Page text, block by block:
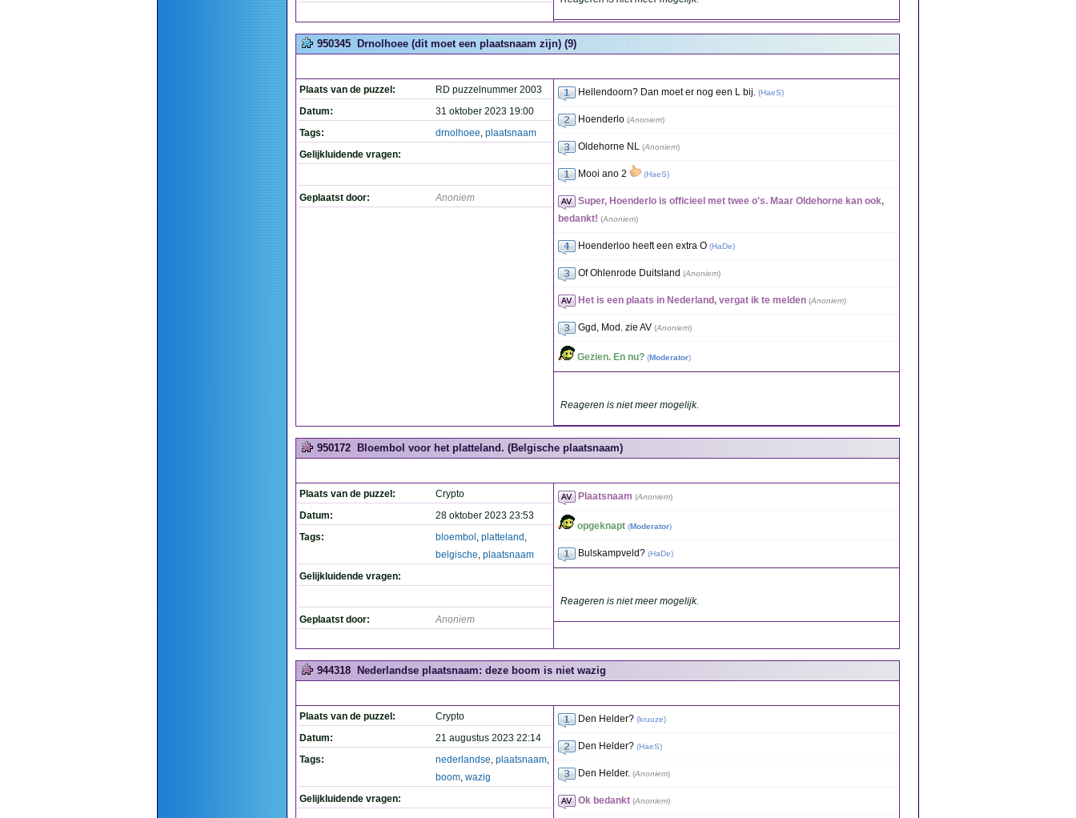
950345 Drnolhoee (dit moet een plaatsnaam zijn) (9)
Plaats van de puzzel:
RD puzzelnummer 2003
Datum:
31 oktober 2023 19:00
Tags:
drnolhoee, plaatsnaam
Gelijkluidende vragen:
Geplaatst door: Anoniem
Hellendoorn? Dan moet er nog een L bij. (HaeS)
Hoenderlo (Anoniem)
Oldehorne NL (Anoniem)
Mooi ano 2 (HaeS)
Super, Hoenderlo is officieel met twee o's. Maar Oldehorne kan ook,
bedankt! (Anoniem)
Hoenderloo heeft een extra O (HaDe)
Of Ohlenrode Duitsland (Anoniem)
Het is een plaats in Nederland, vergat ik te melden (Anoniem)
Ggd, Mod. zie AV (Anoniem)
Gezien. En nu? (Moderator)
Reageren is niet meer mogelijk.
950172 Bloembol voor het platteland. (Belgische plaatsnaam)
Plaats van de puzzel:
Crypto
Datum:
28 oktober 2023 23:53
Tags:
bloembol , platteland ,
belgische, plaatsnaam
Gelijkluidende vragen:
Geplaatst door: Anoniem
Plaatsnaam (Anoniem)
opgeknapt (Moderator)
Bulskampveld? (HaDe)
Reageren is niet meer mogelijk.
944318 Nederlandse plaatsnaam: deze boom is niet wazig
Plaats van de puzzel:
Crypto
Datum:
21 augustus 2023 22:14
Tags:
nederlandse, plaatsnaam,
boom, wazig
Gelijkluidende vragen:
Den Helder? (kruuze)
Den Helder? (HaeS)
Den Helder. (Anoniem)
Ok bedankt (Anoniem)